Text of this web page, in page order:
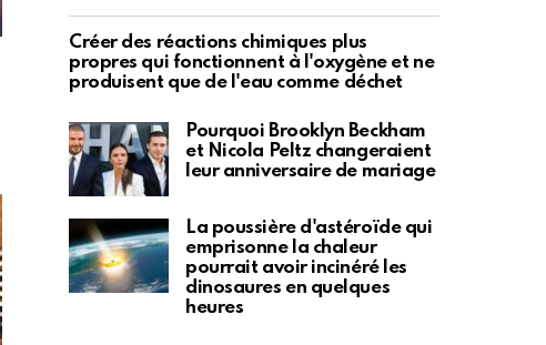
Créer des réactions chimiques plus
propres qui fonctionnent à l'oxygène et ne
produisent que de l'eau comme déchet
Pourquoi Brooklyn Beckham
et Nicola Peltz changeraient
leur anniversaire de mariage
La poussière d'astéroïde qui
emprisonne la chaleur
pourrait avoir incinéré les
dinosaures en quelques
heures